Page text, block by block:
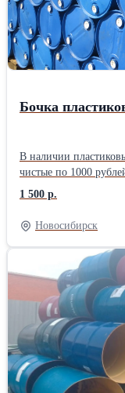
Бочка
В наличии
чистые по 1000
хомуте, из под
227 литров с двумя
штуку. 227 литров
по 1500 рублей за штуку. Наш адрес: г.
Автомобилистов
пятницу с 9 до 18
воскресение.
1 500 р.
Новосибирск